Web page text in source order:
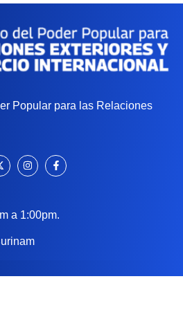
Popular para las Relaciones
a 1:00pm.